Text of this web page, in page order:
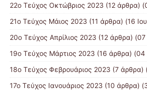
22ο Τεύχος Οκτώβριος 2023 (12 άρθρα)
21ο Τεύχος Μάιος 2023 (11 άρθρα) (16
20ο Τεύχος Απρίλιος 2023 (12 άρθρα)
19ο Τεύχος Μάρτιος 2023 (16 άρθρα)
18ο Τεύχος Φεβρουάριος 2023 (7 άρθρα)
17ο Τεύχος Ιανουάριος 2023 (10 άρθρα)